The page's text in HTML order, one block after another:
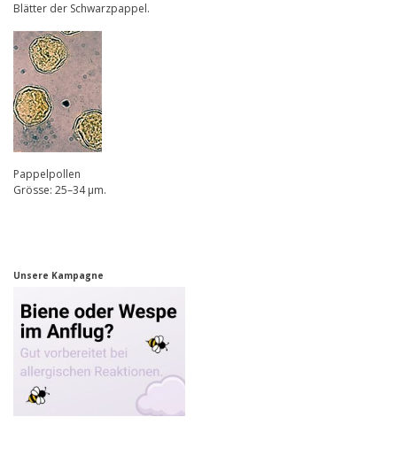
Blätter der Schwarzpappel.
Pappelpollen
Grösse: 25–34 µm.
Unsere Kampagne